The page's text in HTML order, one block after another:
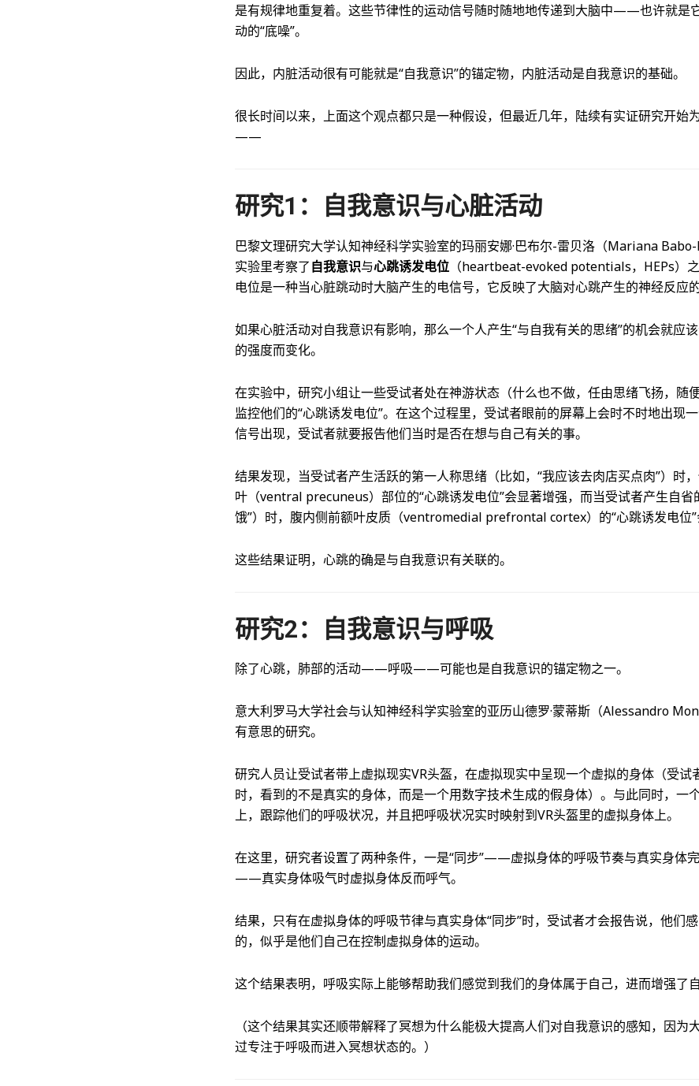
是有规律地重复着。这些节律性的运动信号随时随地地传递到大脑中——也许就是
动的“底噪”。
因此，内脏活动很有可能就是“自我意识”的锚定物，内脏活动是自我意识的基础。
很长时间以来，上面这个观点都只是一种假设，但最近几年，陆续有实证研究开始
——
研究1：自我意识与心脏活动
巴黎文理研究大学认知神经科学实验室的玛丽安娜·巴布尔-雷贝洛（Mariana
实验里考察了自我意识与心跳诱发电位 （heartbeat-evoked potentials，HEPs）
电位是一种当心脏跳动时大脑产生的电信号，它反映了大脑对心跳产生的神经反应的
如果心脏活动对自我意识有影响，那么一个人产生“与自我有关的思绪”的机会就应
的强度而变化。
在实验中，研究小组让一些受试者处在神游状态（什么也不做，任由思绪飞扬，随
监控他们的“心跳诱发电位”。在这个过程里，受试者眼前的屏幕上会时不时地出现
信号出现，受试者就要报告他们当时是否在想与自己有关的事。
结果发现，当受试者产生活跃的第一人称思绪（比如，“我应该去肉店买点肉”）时
叶（ventral precuneus）部位的“心跳诱发电位”会显著增强，而当受试者产生自省
饿”）时，腹内侧前额叶皮质（ventromedial prefrontal cortex）的“心跳诱发电位”
这些结果证明，心跳的确是与自我意识有关联的。
研究2：自我意识与呼吸
除了心跳，肺部的活动——呼吸——可能也是自我意识的锚定物之一。
意大利罗马大学社会与认知神经科学实验室的亚历山德罗·蒙蒂斯（Alessandro
有意思的研究。
研究人员让受试者带上虚拟现实VR头盔，在虚拟现实中呈现一个虚拟的身体（受试
时，看到的不是真实的身体，而是一个用数字技术生成的假身体）。与此同时，一
上，跟踪他们的呼吸状况，并且把呼吸状况实时映射到VR头盔里的虚拟身体上。
在这里，研究者设置了两种条件，一是“同步”——虚拟身体的呼吸节奏与真实身体
——真实身体吸气时虚拟身体反而呼气。
结果，只有在虚拟身体的呼吸节律与真实身体“同步”时，受试者才会报告说，他们
的，似乎是他们自己在控制虚拟身体的运动。
这个结果表明，呼吸实际上能够帮助我们感觉到我们的身体属于自己，进而增强了自
（这个结果其实还顺带解释了冥想为什么能极大提高人们对自我意识的感知，因为
过专注于呼吸而进入冥想状态的。）